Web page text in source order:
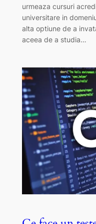
urmeaza cursuri
universitare in
alta optiune de a
aceea de a studia…